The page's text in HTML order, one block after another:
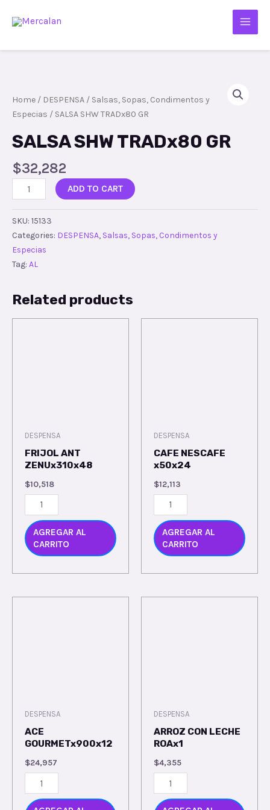
Home / DESPENSA / Salsas, Sopas, Condimentos y
Especias / SALSA SHW TRADx80 GR
SALSA SHW TRADx80 GR
$32,282
ADD TO CART
SKU: 15133
Categories: DESPENSA, Salsas, Sopas, Condimentos y
Especias
Tag: AL
Related products
DESPENSA
FRIJOL ANT
ZENUx310x48
$10,518
AGREGAR AL
CARRITO
DESPENSA
CAFE NESCAFE
x50x24
$12,113
AGREGAR AL
CARRITO
DESPENSA
ACE
GOURMETx900x12
$24,957
DESPENSA
ARROZ CON LECHE
ROAx1
$4,355